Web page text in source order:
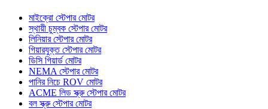
মাইক্রো স্টেপার মোটর
স্থায়ী চুম্বক স্টেপার মোটর
লিনিয়ার স্টেপার মোটর
গিয়ারযুক্ত স্টেপার মোটর
ডিসি গিয়ার্ড মোটর
NEMA স্টেপার মোটর
পানির নিচে ROV মোটর
ACME লিড স্ক্রু স্টেপার মোটর
বল স্ক্রু স্টেপার মোটর